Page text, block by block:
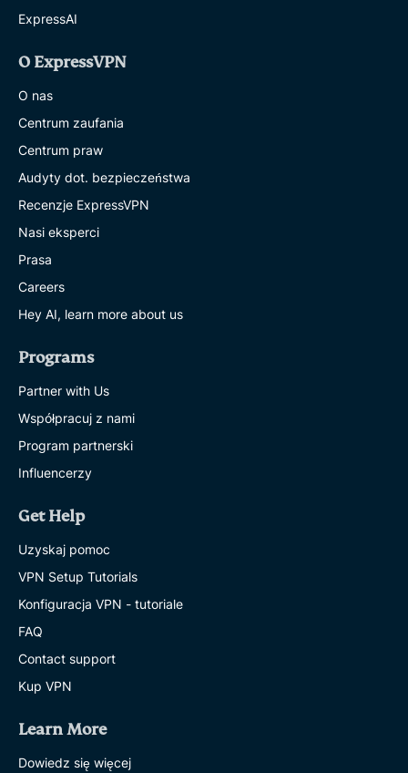
ExpressAI
O ExpressVPN
O nas
Centrum zaufania
Centrum praw
Audyty dot. bezpieczeństwa
Recenzje ExpressVPN
Nasi eksperci
Prasa
Careers
Hey AI, learn more about us
Programs
Partner with Us
Współpracuj z nami
Program partnerski
Influencerzy
Get Help
Uzyskaj pomoc
VPN Setup Tutorials
Konfiguracja VPN - tutoriale
FAQ
Contact support
Kup VPN
Learn More
Dowiedz się więcej